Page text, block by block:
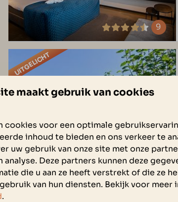
9
UITGELICHT
maakt gebruik van cookies
cookies voor een optimale
inhoud te bieden en ons verkeer te
uw gebruik van onze site met onze
analyse. Deze partners kunnen deze
die u aan ze heeft verstrekt of die ze
van hun diensten. Bekijk voor meer
.